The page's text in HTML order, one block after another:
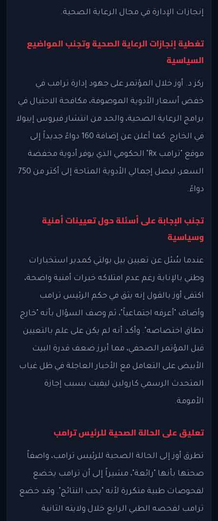
إنجازات الإدارة في مجال الرعاية الصحية.
تغطية إنجازات الرعاية الصحية وتجنب المواضيع
السياسية
ركز د. أوز خلال المؤتمر على جهود إدارة ترامب في
خفض أسعار الأدوية الموصوفة، مكافحة الاحتيال في
برامج الرعاية الصحية، والحد من انتشار فيروس إيبولا
في الخارج. كما أعلن عن إضافة 160 دواءً جديداً إلى
موقع "ترامب Rx" الحكومي الذي يوفر أدوية مخفضة
السعر، ليصل إجمالي الأدوية المتاحة إلى أكثر من 750
دواءً.
تجنب الإجابة على أسئلة حول تعيينات أمنية
وسياسية
عندما سُئل عن تعيين بيل بولتي كمدير استخبارات
وطني بالإنابة رغم عدم امتلاكه خبرات أمنية واضحة،
اكتفى أوز بالقول إنه يثق في حكم الرئيس ترامب
وأضاف "أعرفه اجتماعياً"، ثم وصف السؤال بأنه "خارج
نطاق اختصاصه". وأكد أنه لم يكن على علم بالتعيين
قبل المؤتمر الصحفي، مما أبرز ضعف قدرة البيت
الأبيض على التعامل مع الأخبار العاجلة في ظل غياب
المتحدث الرسمي كارولين ليفيت بسبب إجازة
الأمومة.
تعليق على الحالة الصحية للرئيس ترامب
تطرق أوز إلى الحالة الصحية للرئيس ترامب، واصفاً
صحتها بأنها "رائعة"، مشيراً إلى أن ترامب يخضع
لفحوصات طبية متكررة لأنه "يحب النتائج". وقد خضع
ترامب لفحصه الطبي الرابع خلال ولايته الثانية